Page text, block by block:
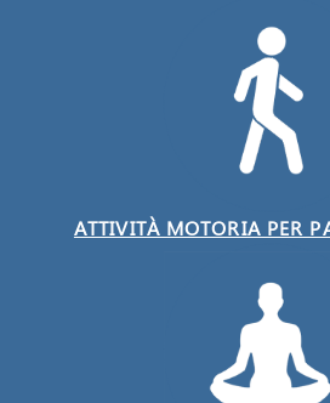
ATTIVITÀ MOTORIA PER